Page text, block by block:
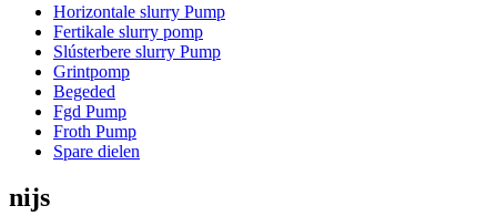
Horizontale slurry Pump
Fertikale slurry pomp
Slústerbere slurry Pump
Grintpomp
Begeded
Fgd Pump
Froth Pump
Spare dielen
nijs